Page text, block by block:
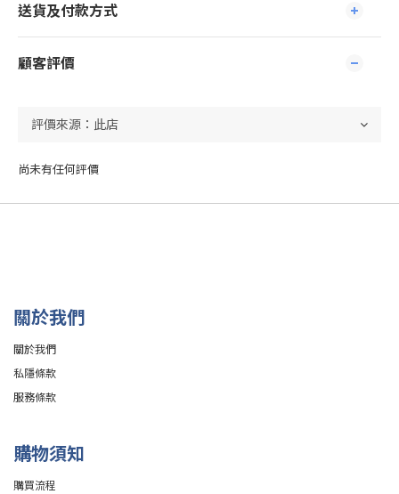
送貨及付款方式
顧客評價
尚未有任何評價
關於我們
關於我們
私隱條款
服務條款
購物須知
購買流程